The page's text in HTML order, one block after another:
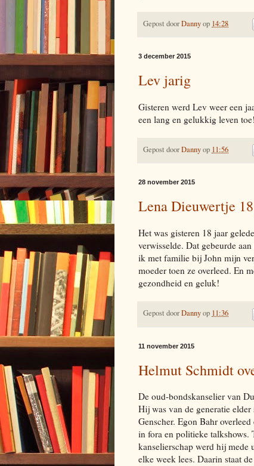
Gepost doorDannyop 14:28
3 december 2015
Lev jarig
Gisteren werd Lev weer een
een lang en gelukkig leven toe!
Gepost doorDannyop 11:56
28 november 2015
Lena Dieuwertje
Het was gisteren 18 jaar
verwisselde. Dat gebeurde
ik met familie bij John mijn
moeder toen ze overleed. En
gezondheid en geluk!
Gepost doorDannyop 11:36
11 november 2015
Helmut Schmidt
De oud-bondskanselier van
Hij was van de generatie
Genscher. Egon Bahr
in fora en politieke talkshows.
kanselierschap werd hij
elke week lees. Daarin staat